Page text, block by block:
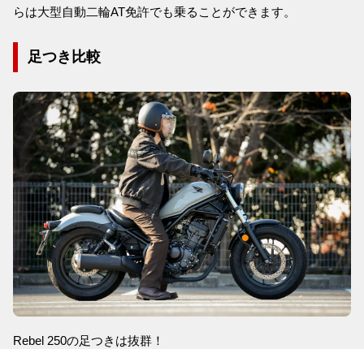
らは大型自動二輪AT免許でも乗ることができます。
足つき比較
Rebel 250の足つきは抜群！